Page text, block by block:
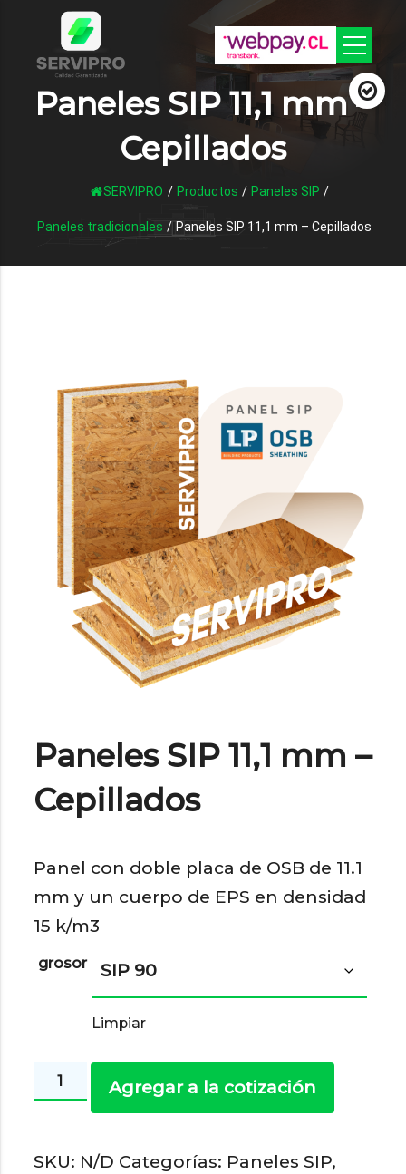
Paneles SIP 11,1 mm –
Cepillados
SERVIPRO / Productos / Paneles SIP /
Paneles tradicionales / Paneles SIP 11,1 mm – Cepillados
Paneles SIP 11,1 mm –
Cepillados
Panel con doble placa de OSB de 11.1
mm y un cuerpo de EPS en densidad
15 k/m3
grosor
Limpiar
Paneles
SIP
mm
Agregar a la cotización
SKU: N/D Categorías: Paneles SIP,